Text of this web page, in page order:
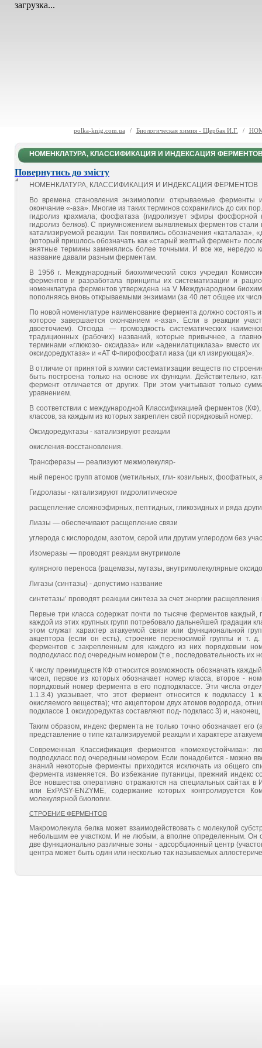
загрузка...
polka-knig.com.ua / Биологическая химия - Щербак И.Г. /
НОМЕНКЛАТУРА, КЛАССИФИКАЦИЯ И ИНДЕКСАЦИЯ
Повернутись до змісту
НОМЕНКЛАТУРА, КЛАССИФИКАЦИЯ И ИНДЕКСАЦИЯ ФЕРМЕНТОВ
Во времена становления энзимологии открываемые ферменты
окончание «-аза». Многие из таких терминов сохранились до сих
гидролиз крахмала; фосфатаза (гидролизует эфиры фосфорной
гидролиз белков). С приумножением выявляемых ферментов стали
катализируемой реакции. Так появились обозначения
(который пришлось обозначать как «старый желтый фермент»
внятные термины заменялись более точными. И все же, нередко
название давали разным ферментам.
В 1956 г. Международный биохимический союз учредил
ферментов и разработала принципы их систематизации и
номенклатура ферментов утверждена на V Международном
пополняясь вновь открываемыми энзимами (за 40 лет общее их
По новой номенклатуре наименование фермента должно состоять
которое завершается окончанием «-аза». Если в реакции
двоеточием). Отсюда — громоздкость систематических
традиционных (рабочих) названий, которые привычнее, а
терминами «глюкозо- оксидаза» или «аденилатциклаза» вместо
оксидоредуктаза» и «АТ Ф-пирофосфатл иаза (ци кл изирующая)».
В отличие от принятой в химии систематизации веществ по
быть построена только на основе их функции. Действительно,
фермент отличается от других. При этом учитывают только
уравнением.
В соответствии с международной Классификацией ферментов
классов, за каждым из которых закреплен свой порядковый номер:
Оксидоредуктазы - катализируют реакции
окисления-восстановления.
Трансферазы — реализуют межмолекуляр-
ный перенос групп атомов (метильных, гли- козильных, фосфатных,
Гидролазы - катализируют гидролитическое
расщепление сложноэфирных, пептидных, гликозидных и ряда
Лиазы — обеспечивают расщепление связи
углерода с кислородом, азотом, серой или другим углеродом без
Изомеразы — проводят реакции внутримоле
кулярного переноса (рацемазы, мутазы, внутримолекулярные
Лигазы (синтазы) - допустимо название
синтетазы’ проводят реакции синтеза за счет энергии
Первые три класса содержат почти по тысяче ферментов
каждой из этих крупных групп потребовало дальнейшей градации
этом служат характер атакуемой связи или функциональной
акцептора (если он есть), строение переносимой группы и т.
ферментов с закрепленным для каждого из них порядковым
подподкласс под очередным номером (т.е., последовательность их
К числу преимуществ КФ относится возможность обозначать
чисел, первое из которых обозначает номер класса, второе -
порядковый номер фермента в его подподклассе. Эти числа
1.1.3.4) указывает, что этот фермент относится к подклассу 1
окисляемого вещества); что акцептором двух атомов водорода,
подклассе 1 оксидоредуктаз составляют под- подкласс 3) и,
Таким образом, индекс фермента не только точно обозначает его
представление о типе катализируемой реакции и характере
Современная Классификация ферментов «помехоустойчива»:
подподкласс под очередным номером. Если понадобится - можно
знаний некоторые ферменты приходится исключать из общего
фермента изменяется. Во избежание путаницы, прежний индекс
Все новшества оперативно отражаются на специальных сайтах
или ExPASY-ENZYME, содержание которых контролируется
молекулярной биологии.
СТРОЕНИЕ ФЕРМЕНТОВ
Макромолекула белка может взаимодействовать с молекулой
небольшим ее участком. И не любым, а вполне определенным. Он
две функционально различные зоны - адсорбционный центр
центра может быть один или несколько так называемых